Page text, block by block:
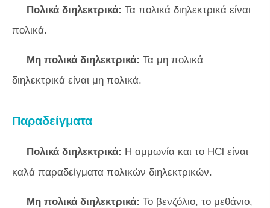
Πολικά διηλεκτρικά: Τα πολικά διηλεκτρικά είναι
πολικά.
Μη πολικά διηλεκτρικά: Τα μη πολικά
διηλεκτρικά είναι μη πολικά.
Παραδείγματα
Πολικά διηλεκτρικά: Η αμμωνία και το HCl είναι
καλά παραδείγματα πολικών διηλεκτρικών.
Μη πολικά διηλεκτρικά: Το βενζόλιο, το μεθάνιο,